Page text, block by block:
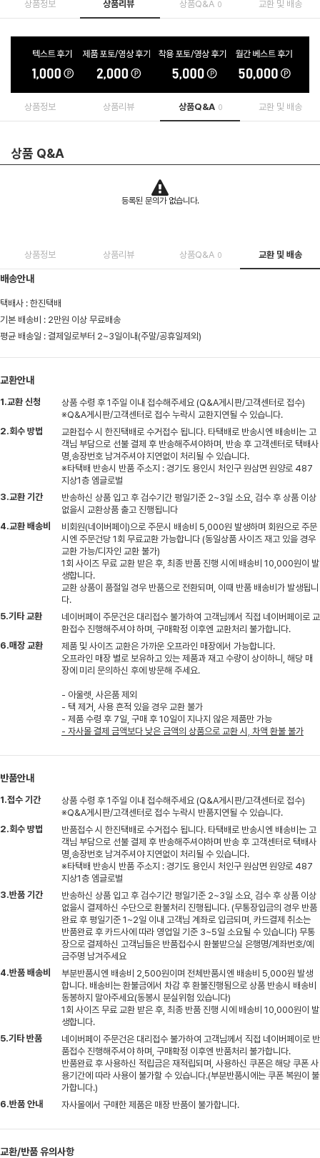
상품정보 상품리뷰 상품Q&A 0 교환 및 배송
상품정보 상품리뷰 상품Q&A 0 교환 및 배송
상품 Q&A
등록된 문의가 없습니다.
상품정보 상품리뷰 상품Q&A 0 교환 및 배송
배송안내
택배사 : 한진택배
기본 배송비 : 2만원 이상 무료배송
평균 배송일 : 결제일로부터 2~3일이내(주말/공휴일제외)
교환안내
1.교환 신청
상품 수령 후 1주일 이내 접수해주세요 (Q&A게시판/고객센터로 접수)
※Q&A게시판/고객센터로 접수 누락시 교환지연될 수 있습니다.
2.회수 방법
교환접수 시 한진택배로 수거접수 됩니다. 타택배로 반송시엔 배송비는 고
객님 부담으로 선불 결제 후 반송해주셔야하며, 반송 후 고객센터로 택배사
명,송장번호 남겨주셔야 지연없이 처리될 수 있습니다.
※타택배 반송시 반품 주소지 : 경기도 용인시 처인구 원삼면 원양로 487
지상1층 엠글로벌
3.교환 기간
반송하신 상품 입고 후 검수기간 평일기준 2~3일 소요, 검수 후 상품 이상
없을시 교환상품 출고 진행됩니다
4.교환 배송비
비회원(네이버페이)으로 주문시 배송비 5,000원 발생하며 회원으로 주문
시엔 주문건당 1회 무료교환 가능합니다 (동일상품 사이즈 재고 있을 경우
교환 가능/디자인 교환 불가)
1회 사이즈 무료 교환 받은 후, 최종 반품 진행 시에 배송비 10,000원이 발
생합니다.
교환 상품이 품절일 경우 반품으로 전환되며, 이때 반품 배송비가 발생됩니
다.
5.기타 교환
네이버페이 주문건은 대리접수 불가하여 고객님께서 직접 네이버페이로 교
환접수 진행해주셔야 하며, 구매확정 이후엔 교환처리 불가합니다.
6.매장 교환
제품 및 사이즈 교환은 가까운 오프라인 매장에서 가능합니다.
오프라인 매장 별로 보유하고 있는 제품과 재고 수량이 상이하니, 해당 매
장에 미리 문의하신 후에 방문해 주세요.
- 아울렛, 사은품 제외
- 택 제거, 사용 흔적 있을 경우 교환 불가
- 제품 수령 후 7일, 구매 후 10일이 지나지 않은 제품만 가능
- 자사몰 결제 금액보다 낮은 금액의 상품으로 교환 시, 차액 환불 불가
반품안내
1.접수 기간
상품 수령 후 1주일 이내 접수해주세요 (Q&A게시판/고객센터로 접수)
※Q&A게시판/고객센터로 접수 누락시 반품지연될 수 있습니다.
2.회수 방법
반품접수 시 한진택배로 수거접수 됩니다. 타택배로 반송시엔 배송비는 고
객님 부담으로 선불 결제 후 반송해주셔야하며 반송 후 고객센터로 택배사
명,송장번호 남겨주셔야 지연없이 처리될 수 있습니다.
※타택배 반송시 반품 주소지 : 경기도 용인시 처인구 원삼면 원양로 487
지상1층 엠글로벌
3.반품 기간
반송하신 상품 입고 후 검수기간 평일기준 2~3일 소요, 검수 후 상품 이상
없을시 결제하신 수단으로 환불처리 진행됩니다. (무통장입금의 경우 반품
완료 후 평일기준 1~2일 이내 고객님 계좌로 입금되며, 카드결제 취소는
반품완료 후 카드사에 따라 영업일 기준 3~5일 소요될 수 있습니다) 무통
장으로 결제하신 고객님들은 반품접수시 환불받으실 은행명/계좌번호/예
금주명 남겨주세요
4.반품 배송비
부분반품시엔 배송비 2,500원이며 전체반품시엔 배송비 5,000원 발생
합니다. 배송비는 환불금에서 차감 후 환불진행됨으로 상품 반송시 배송비
동봉하지 말아주세요(동봉시 분실위험 있습니다)
1회 사이즈 무료 교환 받은 후, 최종 반품 진행 시에 배송비 10,000원이 발
생합니다.
5.기타 반품
네이버페이 주문건은 대리접수 불가하여 고객님께서 직접 네이버페이로 반
품접수 진행해주셔야 하며, 구매확정 이후엔 반품처리 불가합니다.
반품완료 후 사용하신 적립금은 재적립되며, 사용하신 쿠폰은 해당 쿠폰 사
용기간에 따라 사용이 불가할 수 있습니다.(부분반품시에는 쿠폰 복원이 불
가합니다.)
6.반품 안내
자사몰에서 구매한 제품은 매장 반품이 불가합니다.
교환/반품 유의사항